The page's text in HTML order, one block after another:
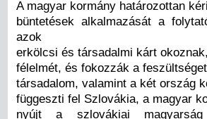
A magyar kormány határozottan
büntetések alkalmazását a
azok
erkölcsi és társadalmi kárt
félelmét, és fokozzák a
társadalom, valamint a két ország
függeszti fel Szlovákia, a magyar
nyújt a szlovákiai